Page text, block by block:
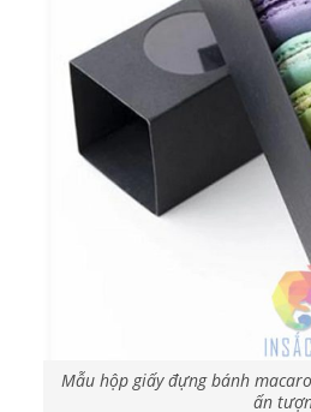
Mẫu hộp giấy đựng bánh
ấn